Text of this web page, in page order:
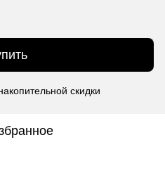
скидки